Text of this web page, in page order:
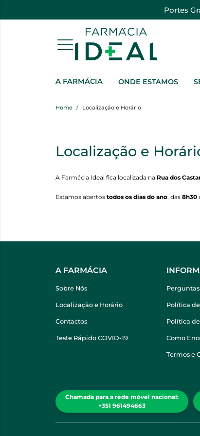
Portes
A FARMÁCIA ONDE ESTAMOS
Home Localização e Horário
Localização e
A Farmácia Ideal fica localizada na Rua dos
Estamos abertos todos os dias do ano, das 8h30
A FARMÁCIA
Sobre Nós
Localização e Horário
Contactos
Teste Rápido COVID-19
Política
Política
Como
Termos e
Chamada para a rede móvel nacional:
+351 961494663